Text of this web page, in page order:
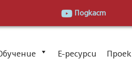
Подкаст
Е-ресурси